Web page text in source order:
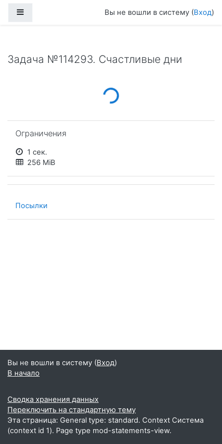
Вы не вошли в систему (Вход)
Задача №114293. Счастливые дни
Loading...
Ограничения
1 сек.
256 MiB
Посылки
Вы не вошли в систему (Вход)
В начало
Сводка хранения данных
Переключить на стандартную тему
Эта страница: General type: standard. Context Система
(context id 1). Page type mod-statements-view.